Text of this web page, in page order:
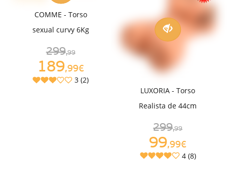
COMME - Torso
sexual curvy 6Kg
299,99
189,99€
3 (2)
LUXORIA - Torso
Realista de 44cm
299,99
99,99€
4 (8)